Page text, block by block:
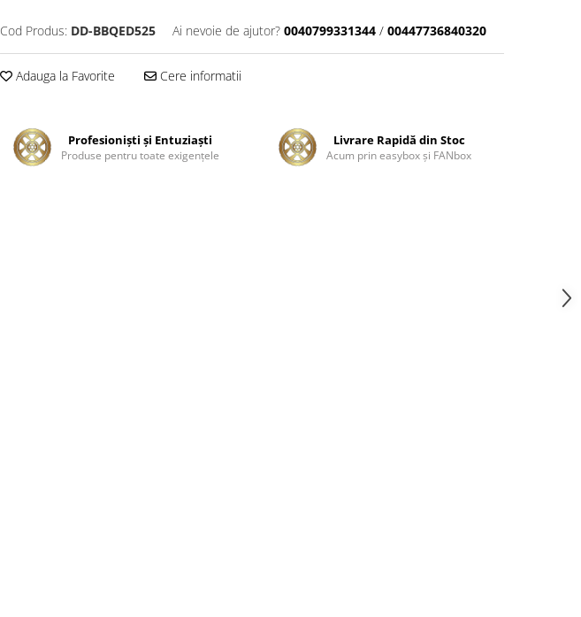
Cod Produs: DD-BBQED525 Ai nevoie de ajutor? 0040799331344 / 00447736840320
Adauga la Favorite Cere informatii
Profesionişti şi Entuziaşti
Produse pentru toate exigenţele
Livrare Rapidă din Stoc
Acum prin easybox şi FANbox